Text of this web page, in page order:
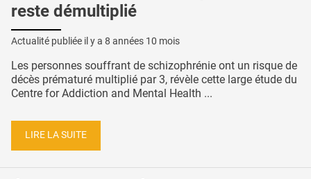
reste démultiplié
Actualité publiée il y a 8 années 10 mois
Les personnes souffrant de schizophrénie ont un risque de
décès prématuré multiplié par 3, révèle cette large étude du
Centre for Addiction and Mental Health ...
LIRE LA SUITE